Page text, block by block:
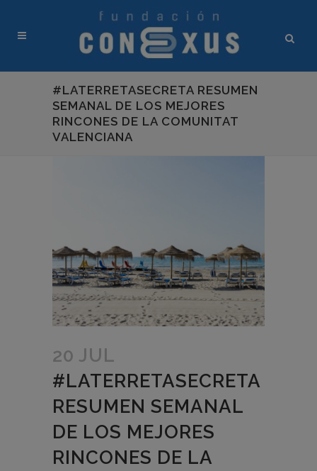
#LATERRETASECRETA RESUMEN
SEMANAL DE LOS MEJORES
RINCONES DE LA COMUNITAT
VALENCIANA
20 JUL
#LATERRETASECRETA
RESUMEN SEMANAL
DE LOS MEJORES
RINCONES DE LA